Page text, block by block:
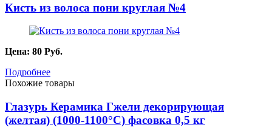
Кисть из волоса пони круглая №4
Цена: 80 Руб.
Подробнее
Похожие товары
Глазурь Керамика Гжели декорирующая
(желтая) (1000-1100°С) фасовка 0,5 кг